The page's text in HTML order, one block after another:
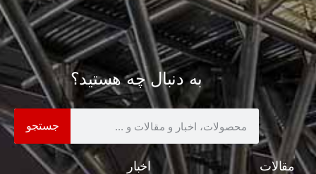
به دنبال چه هستید؟
جستجو
مقالات اخبار